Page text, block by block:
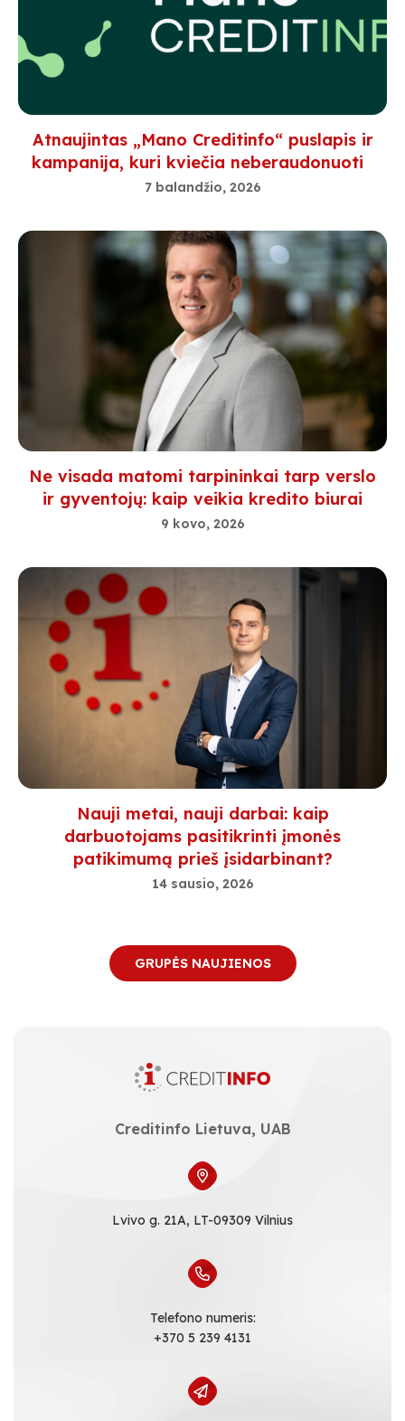
Atnaujintas „Mano Creditinfo“ puslapis ir
kampanija, kuri kviečia neberaudonuoti
7 balandžio, 2026
Ne visada matomi tarpininkai tarp verslo
ir gyventojų: kaip veikia kredito biurai
9 kovo, 2026
Nauji metai, nauji darbai: kaip
darbuotojams pasitikrinti įmonės
patikimumą prieš įsidarbinant?
14 sausio, 2026
GRUPĖS NAUJIENOS
Creditinfo Lietuva, UAB
Lvivo g. 21A, LT-09309 Vilnius
Telefono numeris:
+370 5 239 4131